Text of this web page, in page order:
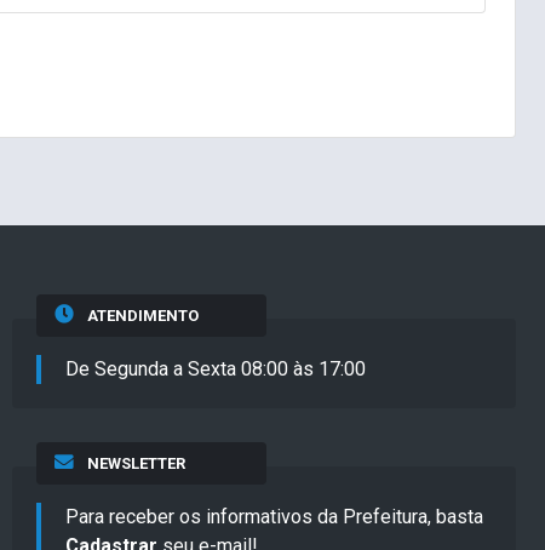
ATENDIMENTO
De Segunda a Sexta 08:00 às 17:00
NEWSLETTER
Para receber os informativos da Prefeitura, basta